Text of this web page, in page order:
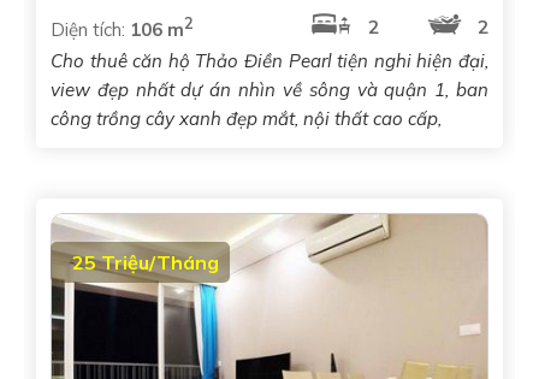
Diện tích: 106 m2 2
2
Cho thuê căn hộ Thảo Điền Pearl tiện nghi hiện đại,
view đẹp nhất dự án nhìn về sông và quận 1, ban
công trồng cây xanh đẹp mắt, nội thất cao cấp,
25 Triệu/Tháng